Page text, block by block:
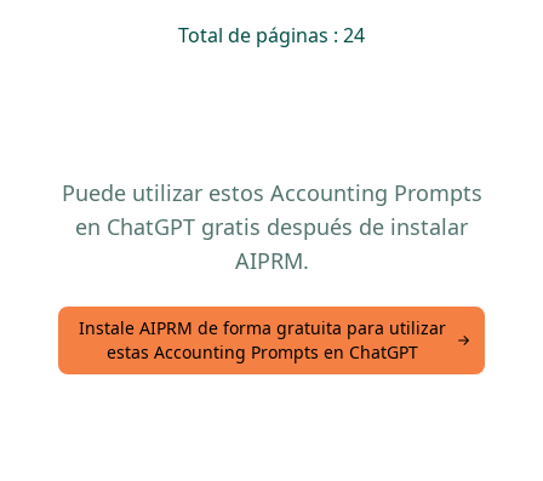
Total de páginas : 24
Puede utilizar estos Accounting Prompts
en ChatGPT gratis después de instalar
AIPRM.
Instale AIPRM de forma gratuita para utilizar
estas Accounting Prompts en ChatGPT